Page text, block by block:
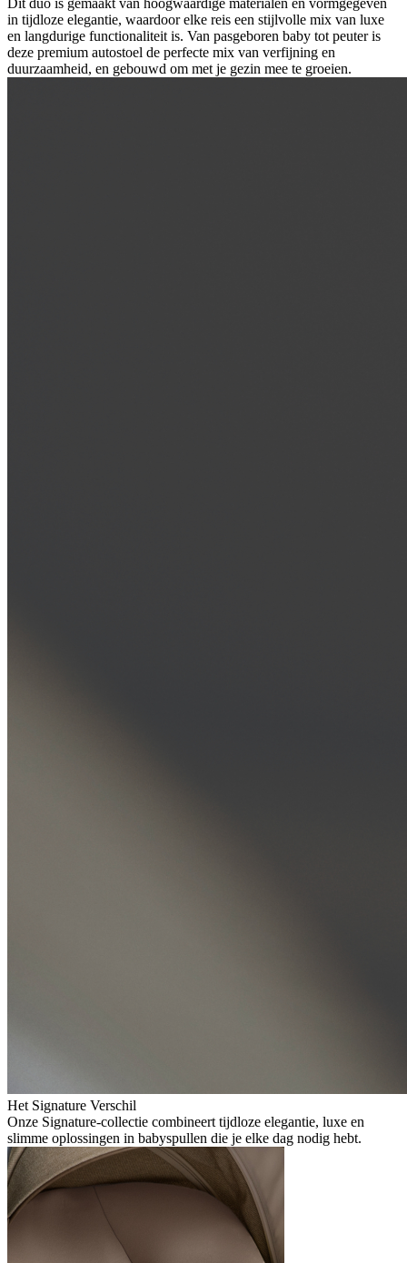
in tijdloze elegantie, waardoor elke reis een stijlvolle mix van luxe
en langdurige functionaliteit is. Van pasgeboren baby tot peuter is
deze premium autostoel de perfecte mix van verfijning en
duurzaamheid, en gebouwd om met je gezin mee te groeien.
Het Signature Verschil
Onze Signature-collectie combineert tijdloze elegantie, luxe en
slimme oplossingen in babyspullen die je elke dag nodig hebt.